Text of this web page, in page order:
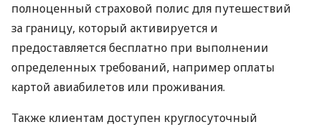
полноценный страховой полис для путешествий
за границу, который активируется и
предоставляется бесплатно при выполнении
определенных требований, например оплаты
картой авиабилетов или проживания.
Также клиентам доступен круглосуточный